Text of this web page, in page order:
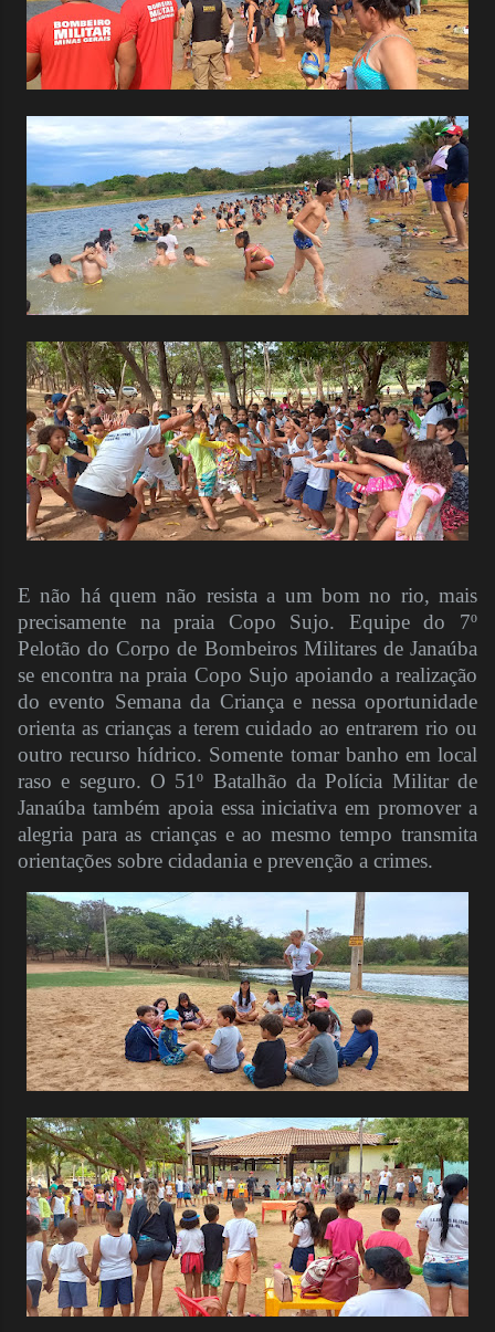
E não há quem não resista a um bom no rio, mais
precisamente na praia Copo Sujo. Equipe do 7º
Pelotão do Corpo de Bombeiros Militares de Janaúba
se encontra na praia Copo Sujo apoiando a realização
do evento Semana da Criança e nessa oportunidade
orienta as crianças a terem cuidado ao entrarem rio ou
outro recurso hídrico. Somente tomar banho em local
raso e seguro. O 51º Batalhão da Polícia Militar de
Janaúba também apoia essa iniciativa em promover a
alegria para as crianças e ao mesmo tempo transmita
orientações sobre cidadania e prevenção a crimes.